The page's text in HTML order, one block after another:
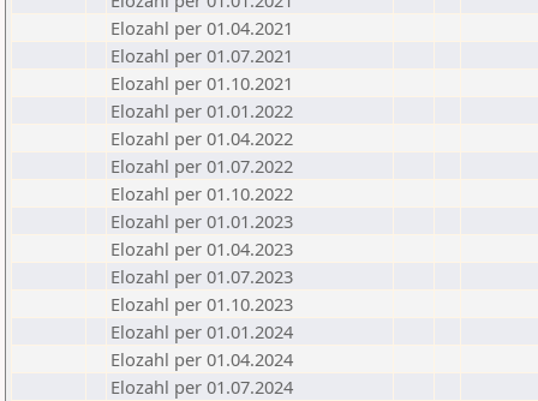
Elozahl per 01.04.2021
Elozahl per 01.07.2021
Elozahl per 01.10.2021
Elozahl per 01.01.2022
Elozahl per 01.04.2022
Elozahl per 01.07.2022
Elozahl per 01.10.2022
Elozahl per 01.01.2023
Elozahl per 01.04.2023
Elozahl per 01.07.2023
Elozahl per 01.10.2023
Elozahl per 01.01.2024
Elozahl per 01.04.2024
Elozahl per 01.07.2024